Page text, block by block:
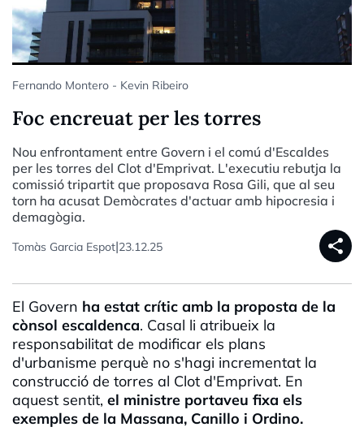
Fernando Montero - Kevin Ribeiro
Foc encreuat per les torres
Nou enfrontament entre Govern i el comú d'Escaldes
per les torres del Clot d'Emprivat. L'executiu rebutja la
comissió tripartit que proposava Rosa Gili, que al seu
torn ha acusat Demòcrates d'actuar amb hipocresia i
demagògia.
Tomàs Garcia Espot|23.12.25 share
El Govern ha estat crític amb la proposta de la
cònsol escaldenca. Casal li atribueix la
responsabilitat de modificar els plans
d'urbanisme perquè no s'hagi incrementat la
construcció de torres al Clot d'Emprivat. En
aquest sentit, el ministre portaveu fixa els
exemples de la Massana, Canillo i Ordino.